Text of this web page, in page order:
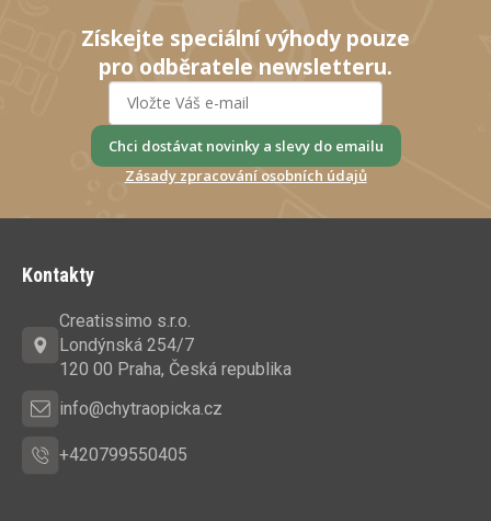
Získejte speciální výhody pouze
pro odběratele newsletteru.
Chci dostávat novinky a slevy do emailu
Zásady zpracování osobních údajů
Kontakty
Creatissimo s.r.o.
Londýnská 254/7
120 00 Praha, Česká republika
info@chytraopicka.cz
+420799550405